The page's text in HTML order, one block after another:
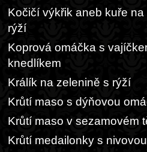
Kočičí výkřik aneb kuře
rýží
Koprová omáčka s
knedlíkem
Králík na zelenině s rýží
Krůtí maso s dýňovou
Krůtí maso v sezamovém
Krůtí medailonky s